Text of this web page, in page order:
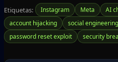
Etiquetas: Instagram Meta AI
account hijacking
social engineering
password reset exploit
security